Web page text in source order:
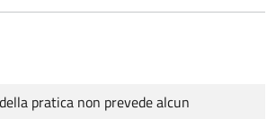
pratica non prevede alcun